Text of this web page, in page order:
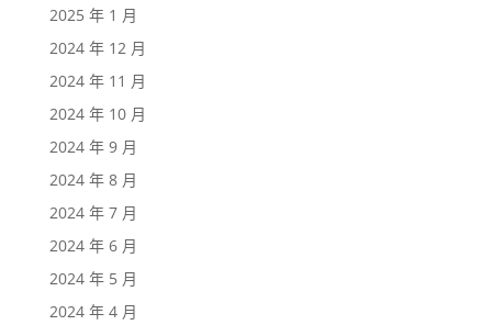
2025 年 1 月
2024 年 12 月
2024 年 11 月
2024 年 10 月
2024 年 9 月
2024 年 8 月
2024 年 7 月
2024 年 6 月
2024 年 5 月
2024 年 4 月